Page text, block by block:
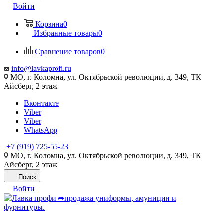
Войти
Корзина0
Избранные товары0
Сравнение товаров0
info@lavkaprofi.ru
МО, г. Коломна, ул. Октябрьской революции, д. 349, ТК
Айсберг, 2 этаж
Вконтакте
Viber
Viber
WhatsApp
+7 (919) 725-55-23
МО, г. Коломна, ул. Октябрьской революции, д. 349, ТК
Айсберг, 2 этаж
Поиск
Войти